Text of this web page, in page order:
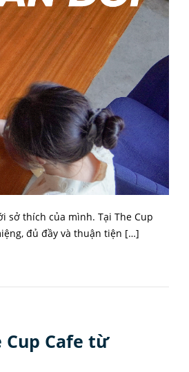
sở thích của mình. Tại The Cup
đủ đầy và thuận tiện […]
Cup Cafe từ